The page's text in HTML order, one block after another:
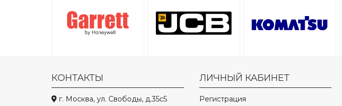
КОНТАКТЫ
г. Москва, ул. Свободы, д.35с5
ЛИЧНЫЙ КАБИНЕТ
Регистрация